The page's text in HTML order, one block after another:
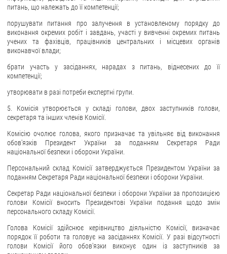
питань, що належать до її компетенції;
порушувати питання про залучення в установленому порядку до
виконання окремих робіт і завдань, участі у вивченні окремих питань
учених та фахівців, працівників центральних і місцевих органів
виконавчої влади;
брати участь у засіданнях, нарадах з питань, віднесених до її
компетенції;
утворювати в разі потреби експертні групи.
5. Комісія утворюється у складі голови, двох заступників голови,
секретаря та інших членів Комісії.
Комісію очолює голова, якого призначає та увільняє від виконання
обов'язків Президент України за поданням Секретаря Ради
національної безпеки і оборони України.
Персональний склад Комісії затверджується Президентом України за
поданням Секретаря Ради національної безпеки і оборони України.
Секретар Ради національної безпеки і оборони України за пропозицією
голови Комісії вносить Президентові України подання щодо змін
персонального складу Комісії.
Голова Комісії здійснює керівництво діяльністю Комісії, визначає
порядок її роботи та головує на засіданнях Комісії. У разі відсутності
голови Комісії його обов'язки виконує один із заступників за